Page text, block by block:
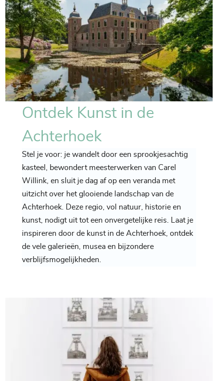
Ontdek Kunst in de
Achterhoek
Stel je voor: je wandelt door een sprookjesachtig
kasteel, bewondert meesterwerken van Carel
Willink, en sluit je dag af op een veranda met
uitzicht over het glooiende landschap van de
Achterhoek. Deze regio, vol natuur, historie en
kunst, nodigt uit tot een onvergetelijke reis. Laat je
inspireren door de kunst in de Achterhoek, ontdek
de vele galerieën, musea en bijzondere
verblijfsmogelijkheden.